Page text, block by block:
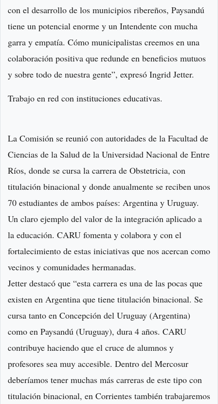
con el desarrollo de los municipios ribereños, Paysandú
tiene un potencial enorme y un Intendente con mucha
garra y empatía. Cómo municipalistas creemos en una
colaboración positiva que redunde en beneficios mutuos
y sobre todo de nuestra gente”, expresó Ingrid Jetter.
Trabajo en red con instituciones educativas.
La Comisión se reunió con autoridades de la Facultad de
Ciencias de la Salud de la Universidad Nacional de Entre
Ríos, donde se cursa la carrera de Obstetricia, con
titulación binacional y donde anualmente se reciben unos
70 estudiantes de ambos países: Argentina y Uruguay.
Un claro ejemplo del valor de la integración aplicado a
la educación. CARU fomenta y colabora y con el
fortalecimiento de estas iniciativas que nos acercan como
vecinos y comunidades hermanadas.
Jetter destacó que “esta carrera es una de las pocas que
existen en Argentina que tiene titulación binacional. Se
cursa tanto en Concepción del Uruguay (Argentina)
como en Paysandú (Uruguay), dura 4 años. CARU
contribuye haciendo que el cruce de alumnos y
profesores sea muy accesible. Dentro del Mercosur
deberíamos tener muchas más carreras de este tipo con
titulación binacional, en Corrientes también trabajaremos